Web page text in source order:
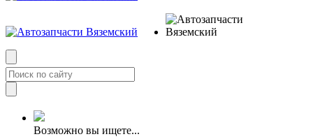
Возможно вы ищете...